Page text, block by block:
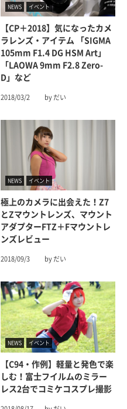
NEWS イベント
【CP＋2018】気になったカメ
ラレンズ・アイテム 「SIGMA
105mm F1.4 DG HSM Art」
「LAOWA 9mm F2.8 Zero-
D」など
2018/03/2 by だい
NEWS イベント
極上のカメラに出会えた！Z7
とZマウントレンズ、マウント
アダプターFTZ＋Fマウントレ
ンズレビュー
2018/09/3 by だい
NEWS イベント
【C94・作例】軽量と発色で楽
しむ！富士フイルムのミラー
レス2台でコミケコスプレ撮影